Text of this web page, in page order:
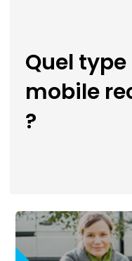
Quel
mobile
?